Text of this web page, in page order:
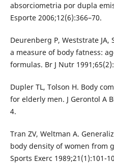
absorciometria por dupla
Esporte 2006;12(6):366–70.
Deurenberg P, Weststrate JA,
a measure of body fatness:
formulas. Br J Nutr
Dupler TL, Tolson H. Body
for elderly men. J Gerontol A
4.
Tran ZV, Weltman A.
body density of women from
Sports Exerc 1989;21(1):101-